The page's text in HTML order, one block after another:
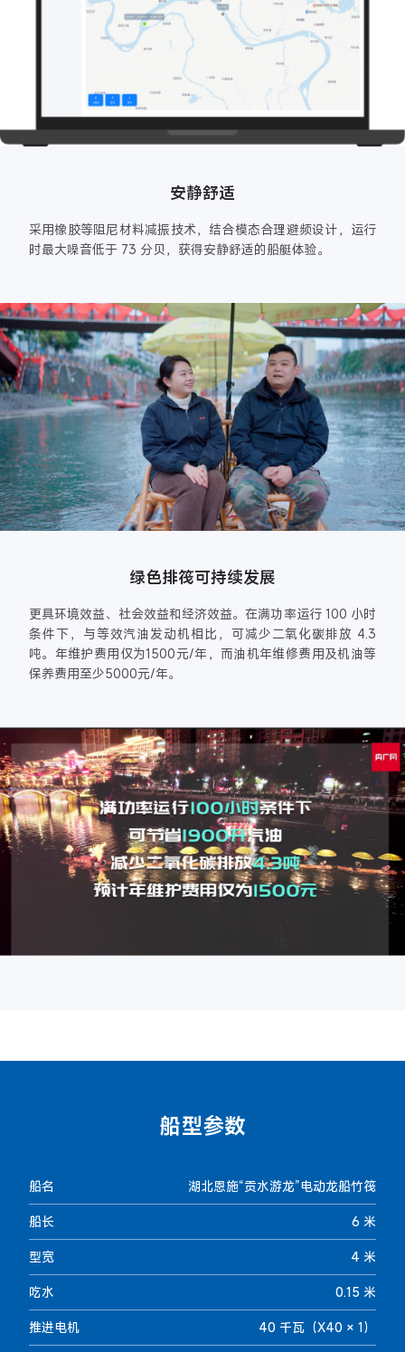
安静舒适
采用橡胶等阻尼材料减振技术，结合模态合理避频设计，运行
时最大噪音低于 73 分贝，获得安静舒适的船艇体验。
绿色排筏可持续发展
更具环境效益、社会效益和经济效益。在满功率运行 100 小时
条件下，与等效汽油发动机相比，可减少二氧化碳排放 4.3
吨。年维护费用仅为1500元/年，而油机年维修费用及机油等
保养费用至少5000元/年。
船型参数
船名 湖北恩施“贡水游龙”电动龙船竹筏
船长 6 米
型宽 4 米
吃水 0.15 米
推进电机 40 千瓦（X40 × 1）